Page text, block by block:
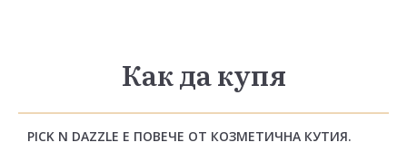
Как да купя
PICK N DAZZLE Е ПОВЕЧЕ ОТ КОЗМЕТИЧНА КУТИЯ.